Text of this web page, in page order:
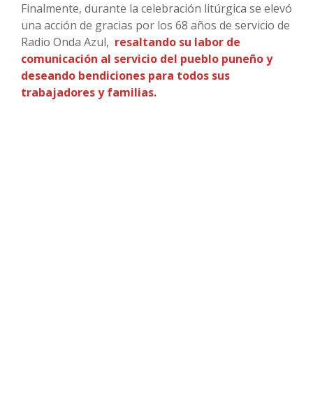
Finalmente, durante la celebración litúrgica se elevó
una acción de gracias por los 68 años de servicio de
Radio Onda Azul, resaltando su labor de
comunicación al servicio del pueblo puneño y
deseando bendiciones para todos sus
trabajadores y familias.